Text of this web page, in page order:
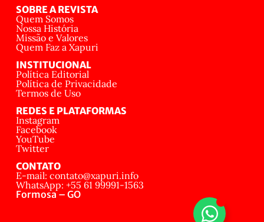
SOBRE A REVISTA
Quem Somos
Nossa História
Missão e Valores
Quem Faz a Xapuri
INSTITUCIONAL
Política Editorial
Política de Privacidade
Termos de Uso
REDES E PLATAFORMAS
Instagram
Facebook
YouTube
Twitter
CONTATO
E-mail: contato@xapuri.info
WhatsApp: +55 61 99991-1563
Formosa – GO